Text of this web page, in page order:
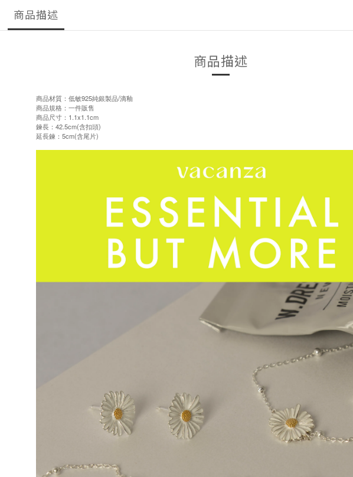
商品描述
商品描述
商品材質：低敏925純銀製品/滴釉
商品規格：一件販售
商品尺寸：1.1x1.1cm
鍊長：42.5cm(含扣頭)
延長鍊：5cm(含尾片)